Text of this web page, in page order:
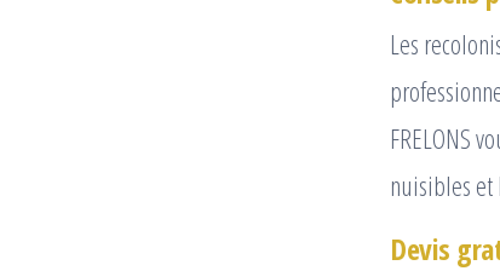
Les
FRELONS
nuisibles
Devis